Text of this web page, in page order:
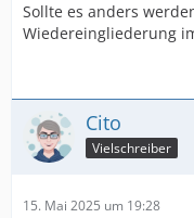
Sollte es anders
Wiedereingliederung
Cito
Vielschreiber
15. Mai 2025 um 19:28